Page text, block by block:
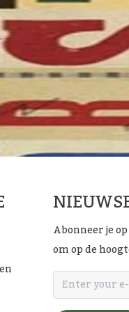
Abonneer je
om op de